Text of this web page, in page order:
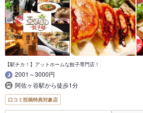
【駅チカ！】アットホームな餃子専門店！
2001～3000円
阿佐ヶ谷駅から徒歩1分
口コミ投稿特典対象店